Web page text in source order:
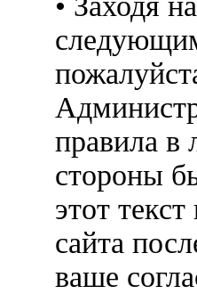
правила в
стороны
этот
сайта
ваше